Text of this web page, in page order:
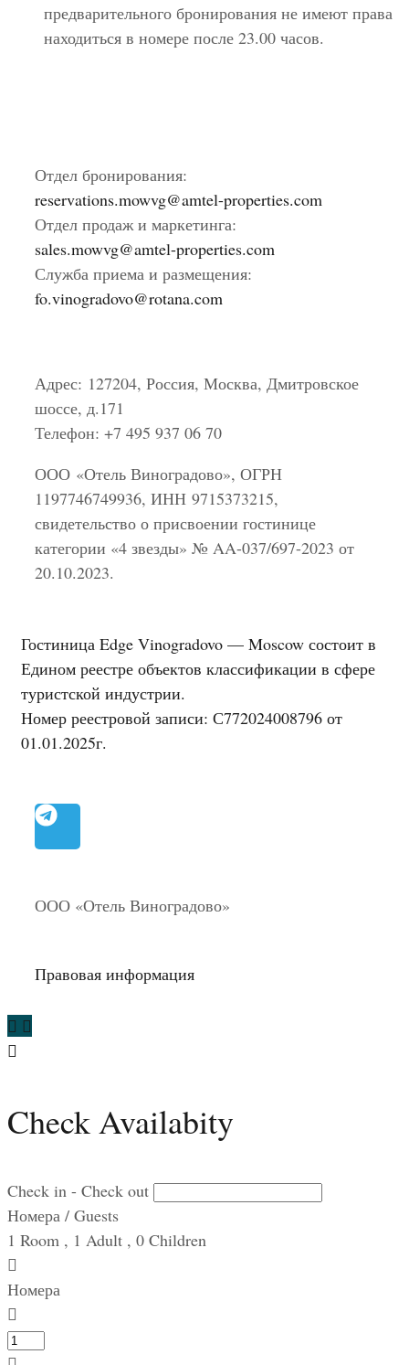
предварительного бронирования не имеют права
находиться в номере после 23.00 часов.
Отдел бронирования:
reservations.mowvg@amtel-properties.com
Отдел продаж и маркетинга:
sales.mowvg@amtel-properties.com
Служба приема и размещения:
fo.vinogradovo@rotana.com
Адрес: 127204, Россия, Москва, Дмитровское
шоссе, д.171
Телефон: +7 495 937 06 70
ООО «Отель Виноградово», ОГРН
1197746749936, ИНН 9715373215,
свидетельство о присвоении гостинице
категории «4 звезды» № AA-037/697-2023 от
20.10.2023.
Гостиница Edge Vinogradovo — Moscow состоит в
Едином реестре объектов классификации в сфере
туристской индустрии.
Номер реестровой записи: С772024008796 от
01.01.2025г.
ООО «Отель Виноградово»
Правовая информация
Check Availabity
Check in - Check out
Номера / Guests
1 Room , 1 Adult , 0 Children
Номера